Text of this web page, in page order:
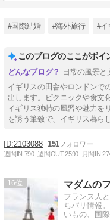
#国際結婚 #海外旅行 #イ
このブログのここがポイ
日常の風景
イギリスの田舎やロンドンで
出します。ピクニックや食文
イギリス独特の風習や魅力を
を誘う筆致で、イギリス暮ら
2103088 151
週間IN:790 週間OUT:2590 月間IN:
16 マダムの
フランス人
ちパリ情報
いもの、国